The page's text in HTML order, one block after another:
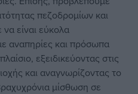
πεζοδρομίων και
είναι εύκολα
αναπηρίες και πρόσωπα
εξειδικεύοντας στις
και αναγνωρίζοντας το
μίσθωση σε